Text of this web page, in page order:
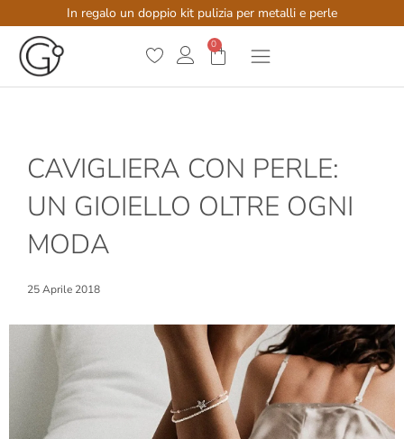
In regalo un doppio kit pulizia per metalli e perle
0
CAVIGLIERA CON PERLE:
UN GIOIELLO OLTRE OGNI
MODA
25 Aprile 2018